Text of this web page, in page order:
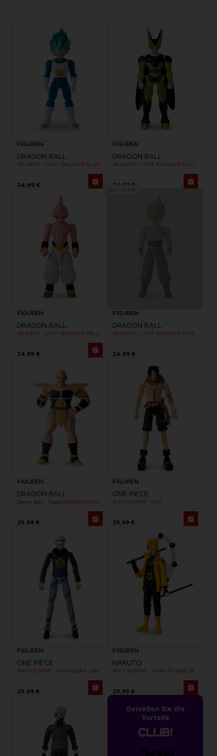
FIGUREN
DRAGON BALL
24,99 €
FIGUREN
DRAGON BALL
24,99 €
FIGUREN
DRAGON BALL
24,99 €
FIGUREN
DRAGON BALL
24,99 €
FIGUREN
DRAGON BALL
25,99 €
FIGUREN
ONE PIECE
ANI FIGURINE - ACE
25,99 €
FIGUREN
ONE PIECE
ANI FIGURINE - TRAFALGAR LAW
25,99 €
FIGUREN
NARUTO
25,99 €
Genießen Sie die
Vorteile